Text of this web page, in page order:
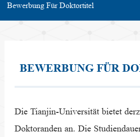
Bewerbung Für Doktortitel
BEWERBUNG FÜR
Die Tianjin-Universität bietet
Doktoranden an. Die